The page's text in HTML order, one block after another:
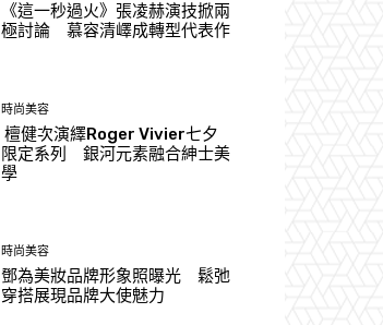
《這一秒過火》張凌赫演技掀兩
極討論 慕容清嶧成轉型代表作
時尚美容
檀健次演繹Roger Vivier七夕
限定系列 銀河元素融合紳士美
學
時尚美容
鄧為美妝品牌形象照曝光 鬆弛
穿搭展現品牌大使魅力